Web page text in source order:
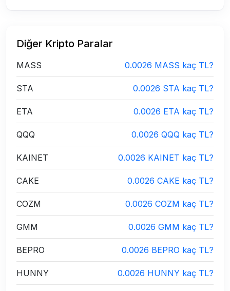
Diğer Kripto Paralar
MASS 0.0026 MASS kaç TL?
STA 0.0026 STA kaç TL?
ETA 0.0026 ETA kaç TL?
QQQ 0.0026 QQQ kaç TL?
KAINET 0.0026 KAINET kaç TL?
CAKE 0.0026 CAKE kaç TL?
COZM 0.0026 COZM kaç TL?
GMM 0.0026 GMM kaç TL?
BEPRO 0.0026 BEPRO kaç TL?
HUNNY 0.0026 HUNNY kaç TL?